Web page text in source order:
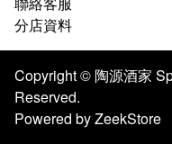
分店資料
Copyright © 陶源酒家
Reserved.
Powered by ZeekStore